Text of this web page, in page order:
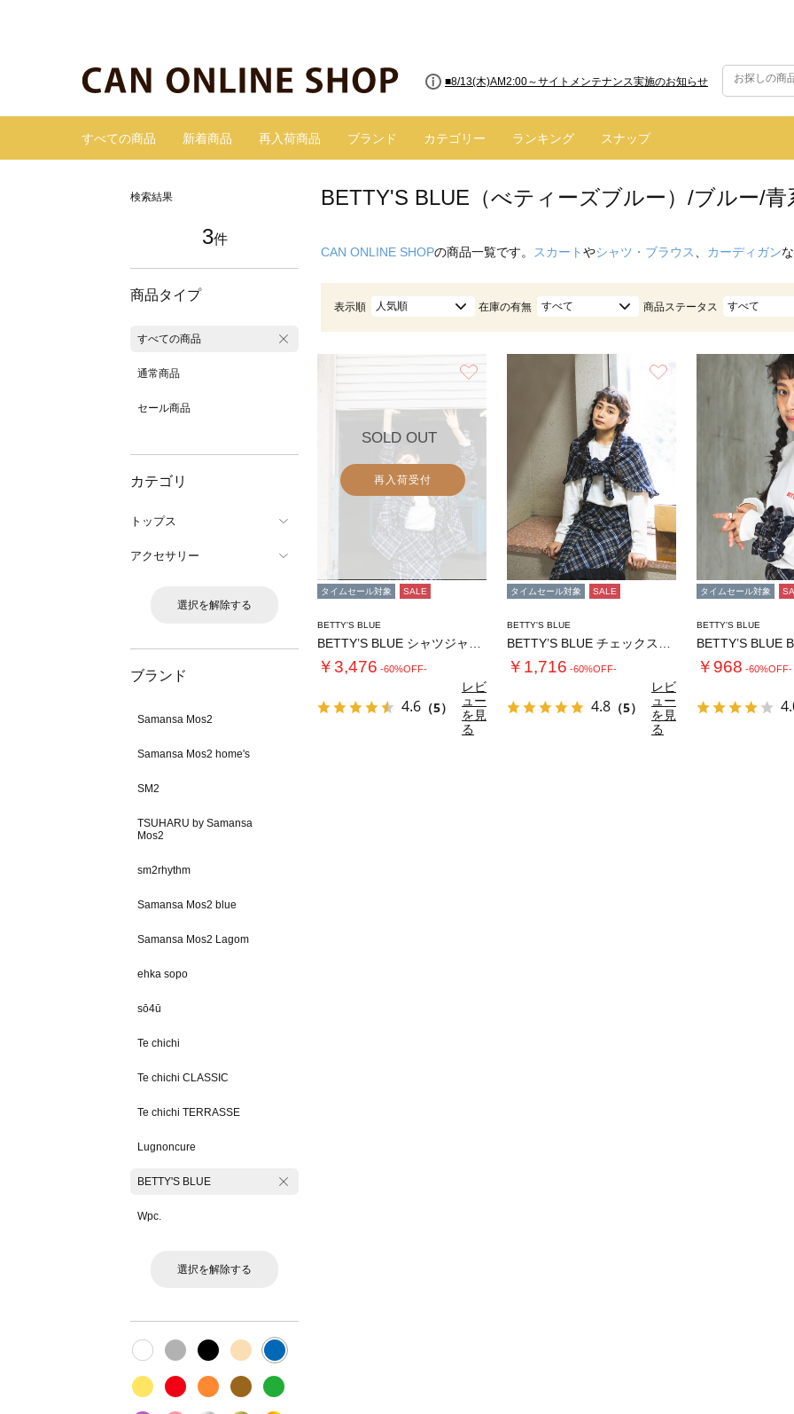
■8/13(木)AM2:00～サイトメンテナンス実施のお知らせ
■【お知らせ】ヤマト運輸の配送遅延・停止について
すべての商品 新着商品 再入荷商品 ブランド カテゴリー ランキング スナップ
検索結果
3件
商品タイプ
すべての商品
通常商品
セール商品
カテゴリ
トップス
アクセサリー
選択を解除する
ブランド
Samansa Mos2
Samansa Mos2 home's
SM2
TSUHARU by Samansa
Mos2
sm2rhythm
Samansa Mos2 blue
Samansa Mos2 Lagom
ehka sopo
sō4ū
Te chichi
Te chichi CLASSIC
Te chichi TERRASSE
Lugnoncure
BETTY'S BLUE
Wpc.
選択を解除する
BETTY'S BLUE（べティーズブルー）/ブルー/青
CAN ONLINE SHOPの商品一覧です。 スカートやシャツ・ブラウス カーディガン
表示順 人気順 在庫の有無 すべて 商品ステータス すべて
SOLD OUT
再入荷受付
タイムセール対象 SALE
BETTY'S BLUE
￥3,476 -60%OFF-
4.6 （5）
レビ
ュー
を見
る
タイムセール対象 SALE
BETTY'S BLUE
￥1,716 -60%OFF-
4.8 （5）
レビ
ュー
を見
る
タイムセール対象
BETTY'S BLUE
BETTY’S BLUE
￥968 -60%OFF-